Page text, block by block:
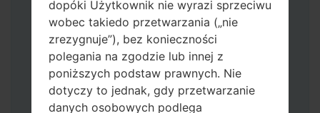
przycisk zmniejszania głośności i klawisz
strony domowej.
Podłącz kabel USB, a następnie naciśnij i
przytrzymaj przycisk Bixby i klawisz
zmniejszania głośności.
Naciśnij i przytrzymaj klawisz zasilania i
dopóki Użytkownik nie wyrazi sprzeciwu
wobec takiedo przetwarzania („nie
zrezygnuje”), bez konieczności
polegania na zgodzie lub innej z
poniższych podstaw prawnych. Nie
dotyczy to jednak, gdy przetwarzanie
danych osobowych podlega